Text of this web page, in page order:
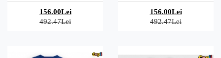
156.00Lei
492.47Lei
156.00Lei
492.47Lei